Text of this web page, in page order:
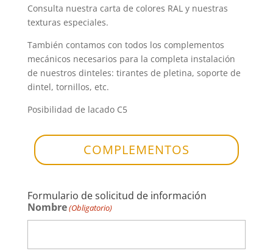
Consulta nuestra carta de colores RAL y nuestras
texturas especiales.
También contamos con todos los complementos
mecánicos necesarios para la completa instalación
de nuestros dinteles: tirantes de pletina, soporte de
dintel, tornillos, etc.
Posibilidad de lacado C5
COMPLEMENTOS
Formulario de solicitud de información
Nombre(Obligatorio)